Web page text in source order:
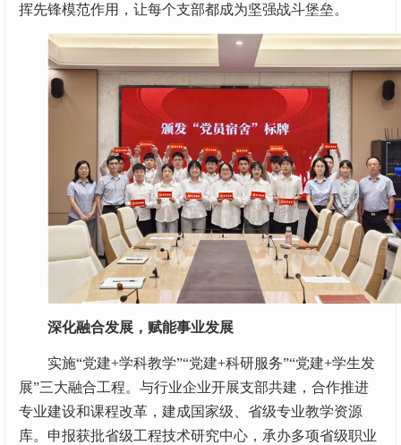
挥先锋模范作用，让每个支部都成为坚强战斗堡垒。
深化融合发展，赋能事业发展
实施“党建+学科教学”“党建+科研服务”“党建+学生发
展”三大融合工程。与行业企业开展支部共建，合作推进
专业建设和课程改革，建成国家级、省级专业教学资源
库。申报获批省级工程技术研究中心，承办多项省级职业